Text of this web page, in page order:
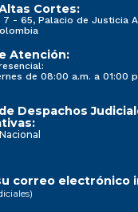
Cortes:
7 - 65, Palacio de Justicia
Atención:
de 08:00 a.m. a 01:00
Despachos
correo electrónico